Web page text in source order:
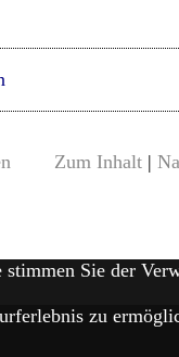
Zum Inhalt|
Sie der
zu